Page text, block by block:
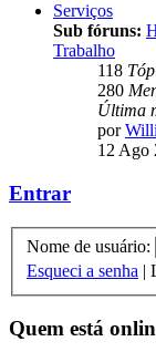
Serviços
Sub fóruns:
Trabalho
118
280
Última
por
12 Ago
Entrar
Nome de usuário:
Esqueci a senha |
Quem está